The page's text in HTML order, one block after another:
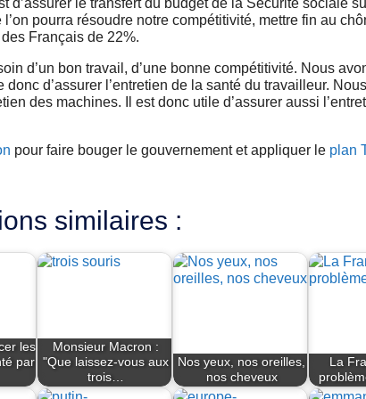
l’on pourra résoudre notre compétitivité, mettre fin au
Français de 22%.
d’un bon travail, d’une bonne compétitivité. Nous
donc d’assurer l’entretien de la santé du travailleur.
des machines. Il est donc utile d’assurer aussi
pour faire bouger le gouvernement et appliquer le plan
similaires :
les
par
Monsieur Macron :
"Que laissez-vous aux
trois…
Nos yeux, nos oreilles,
nos cheveux
La